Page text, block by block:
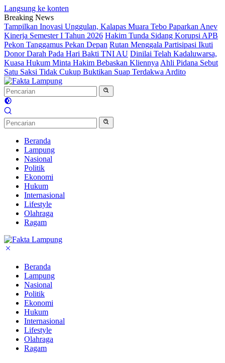
Langsung ke konten
Breaking News
Tampilkan Inovasi Unggulan, Kalapas Muara Tebo Paparkan Anev
Kinerja Semester I Tahun 2026 Hakim Tunda Sidang Korupsi APB
Pekon Tanggamus Pekan Depan Rutan Menggala Partisipasi Ikuti
Donor Darah Pada Hari Bakti TNI AU Dinilai Telah Kadaluwarsa,
Kuasa Hukum Minta Hakim Bebaskan Kliennya Ahli Pidana Sebut
Satu Saksi Tidak Cukup Buktikan Suap Terdakwa Ardito
Beranda
Lampung
Nasional
Politik
Ekonomi
Hukum
Internasional
Lifestyle
Olahraga
Ragam
Beranda
Lampung
Nasional
Politik
Ekonomi
Hukum
Internasional
Lifestyle
Olahraga
Ragam